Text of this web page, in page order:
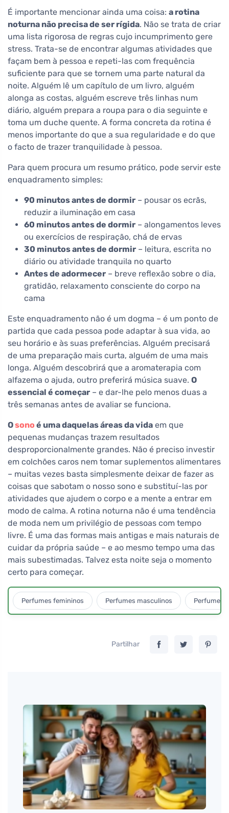
É importante mencionar ainda uma coisa: a rotina
noturna não precisa de ser rígida. Não se trata de criar
uma lista rigorosa de regras cujo incumprimento gere
stress. Trata-se de encontrar algumas atividades que
façam bem à pessoa e repeti-las com frequência
suficiente para que se tornem uma parte natural da
noite. Alguém lê um capítulo de um livro, alguém
alonga as costas, alguém escreve três linhas num
diário, alguém prepara a roupa para o dia seguinte e
toma um duche quente. A forma concreta da rotina é
menos importante do que a sua regularidade e do que
o facto de trazer tranquilidade à pessoa.
Para quem procura um resumo prático, pode servir este
enquadramento simples:
90 minutos antes de dormir – pousar os ecrãs,
reduzir a iluminação em casa
60 minutos antes de dormir – alongamentos leves
ou exercícios de respiração, chá de ervas
30 minutos antes de dormir – leitura, escrita no
diário ou atividade tranquila no quarto
Antes de adormecer – breve reflexão sobre o dia,
gratidão, relaxamento consciente do corpo na
cama
Este enquadramento não é um dogma – é um ponto de
partida que cada pessoa pode adaptar à sua vida, ao
seu horário e às suas preferências. Alguém precisará
de uma preparação mais curta, alguém de uma mais
longa. Alguém descobrirá que a aromaterapia com
alfazema o ajuda, outro preferirá música suave. O
essencial é começar – e dar-lhe pelo menos duas a
três semanas antes de avaliar se funciona.
Osono é uma daquelas áreas da vida em que
pequenas mudanças trazem resultados
desproporcionalmente grandes. Não é preciso investir
em colchões caros nem tomar suplementos alimentares
– muitas vezes basta simplesmente deixar de fazer as
coisas que sabotam o nosso sono e substituí-las por
atividades que ajudem o corpo e a mente a entrar em
modo de calma. A rotina noturna não é uma tendência
de moda nem um privilégio de pessoas com tempo
livre. É uma das formas mais antigas e mais naturais de
cuidar da própria saúde – e ao mesmo tempo uma das
mais subestimadas. Talvez esta noite seja o momento
certo para começar.
Perfumes femininos Perfumes masculinos Perfumes
Partilhar